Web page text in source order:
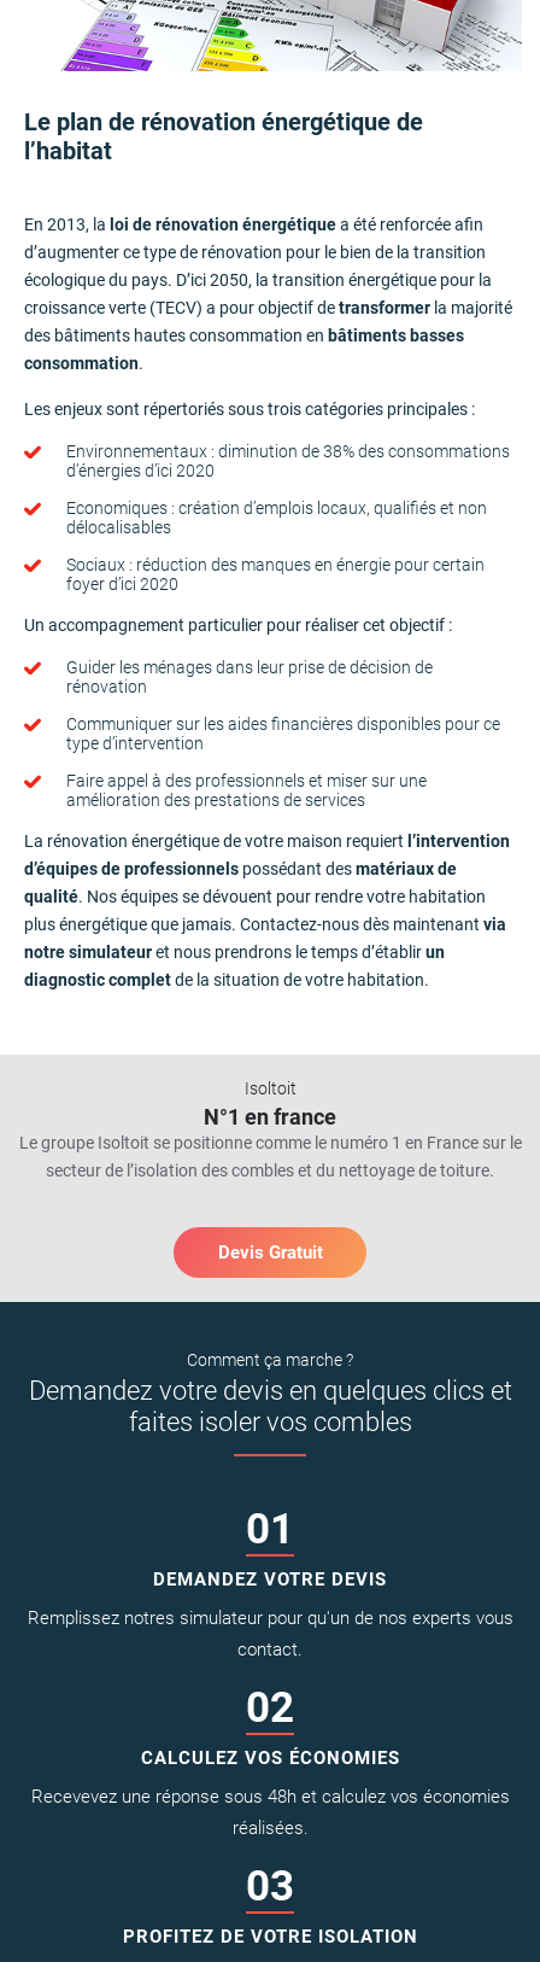
Le plan de rénovation énergétique de
l’habitat
En 2013, la loi de rénovation énergétiquea été renforcée afin
d’augmenter ce type de rénovation pour le bien de la transition
écologique du pays. D’ici 2050, la transition énergétique pour la
croissance verte (TECV) a pour objectif detransformer la majorité
des bâtiments hautes consommation en bâtiments basses
consommation.
Les enjeux sont répertoriés sous trois catégories principales :
Environnementaux : diminution de 38% des consommations
d’énergies d’ici 2020
Economiques : création d’emplois locaux, qualifiés et non
délocalisables
Sociaux : réduction des manques en énergie pour certain
foyer d’ici 2020
Un accompagnement particulier pour réaliser cet objectif :
Guider les ménages dans leur prise de décision de
rénovation
Communiquer sur les aides financières disponibles pour ce
type d’intervention
Faire appel à des professionnels et miser sur une
amélioration des prestations de services
La rénovation énergétique de votre maison requiert l’intervention
d’équipes de professionnels possédant desmatériaux de
qualité. Nos équipes se dévouent pour rendre votre habitation
plus énergétique que jamais. Contactez-nous dès maintenant via
notre simulateuret nous prendrons le temps d’établirun
diagnostic completde la situation de votre habitation.
Isoltoit
N°1 en france
Le groupe Isoltoit se positionne comme le numéro 1 en France sur le
secteur de l’isolation des combles et du nettoyage de toiture.
Devis Gratuit
Comment ça marche ?
Demandez votre devis en quelques clics et
faites isoler vos combles
01
DEMANDEZ VOTRE DEVIS
Remplissez notres simulateur pour qu'un de nos experts vous
contact.
02
CALCULEZ VOS ÉCONOMIES
Recevevez une réponse sous 48h et calculez vos économies
réalisées.
03
PROFITEZ DE VOTRE ISOLATION